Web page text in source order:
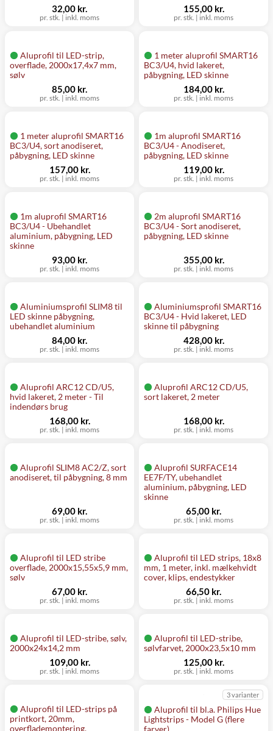
pr. stk. | inkl. moms
32,00 kr.
pr. stk. | inkl. moms
155,00 kr.
Aluprofil til LED-strip,
overflade, 2000x17,4x7 mm,
sølv
pr. stk. | inkl. moms
85,00 kr.
1 meter aluprofil SMART16
BC3/U4, hvid lakeret,
påbygning, LED skinne
pr. stk. | inkl. moms
184,00 kr.
1 meter aluprofil SMART16
BC3/U4, sort anodiseret,
påbygning, LED skinne
pr. stk. | inkl. moms
157,00 kr.
1m aluprofil SMART16
BC3/U4 - Anodiseret,
påbygning, LED skinne
pr. stk. | inkl. moms
119,00 kr.
1m aluprofil SMART16
BC3/U4 - Ubehandlet
aluminium, påbygning, LED
skinne
pr. stk. | inkl. moms
93,00 kr.
2m aluprofil SMART16
BC3/U4 - Sort anodiseret,
påbygning, LED skinne
pr. stk. | inkl. moms
355,00 kr.
Aluminiumsprofil SLIM8 til
LED skinne påbygning,
ubehandlet aluminium
pr. stk. | inkl. moms
84,00 kr.
Aluminiumsprofil SMART16
BC3/U4 - Hvid lakeret, LED
skinne til påbygning
pr. stk. | inkl. moms
428,00 kr.
Aluprofil ARC12 CD/U5,
hvid lakeret, 2 meter - Til
indendørs brug
pr. stk. | inkl. moms
168,00 kr.
Aluprofil ARC12 CD/U5,
sort lakeret, 2 meter
pr. stk. | inkl. moms
168,00 kr.
Aluprofil SLIM8 AC2/Z, sort
anodiseret, til påbygning, 8 mm
pr. stk. | inkl. moms
69,00 kr.
Aluprofil SURFACE14
EE7F/TY, ubehandlet
aluminium, påbygning, LED
skinne
pr. stk. | inkl. moms
65,00 kr.
Aluprofil til LED stribe
overflade, 2000x15,55x5,9 mm,
sølv
pr. stk. | inkl. moms
67,00 kr.
Aluprofil til LED strips, 18x8
mm, 1 meter, inkl. mælkehvidt
cover, klips, endestykker
pr. stk. | inkl. moms
66,50 kr.
Aluprofil til LED-stribe, sølv,
2000x24x14,2 mm
pr. stk. | inkl. moms
109,00 kr.
Aluprofil til LED-stribe,
sølvfarvet, 2000x23,5x10 mm
pr. stk. | inkl. moms
125,00 kr.
Aluprofil til LED-strips på
printkort, 20mm,
overflademontering,
Aluprofil til bl.a. Philips Hue
Lightstrips - Model G (flere
farver)
3 varianter